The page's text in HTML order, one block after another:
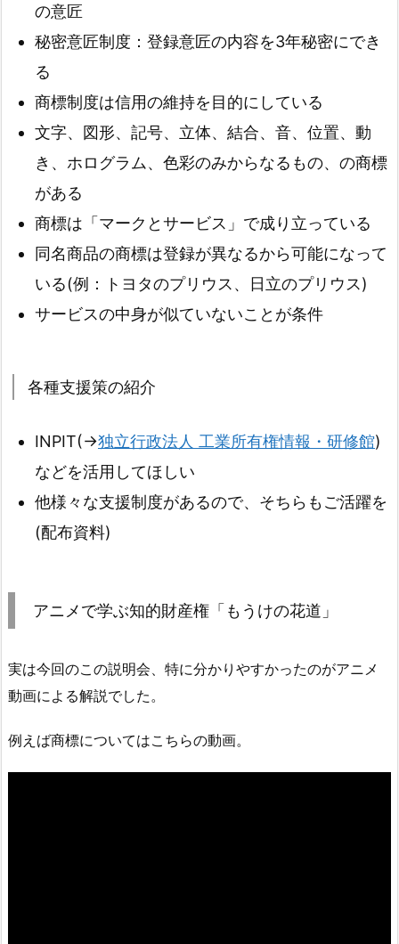
の意匠
秘密意匠制度：登録意匠の内容を3年秘密にでき
る
商標制度は信用の維持を目的にしている
文字、図形、記号、立体、結合、音、位置、動
き、ホログラム、色彩のみからなるもの、の商標
がある
商標は「マークとサービス」で成り立っている
同名商品の商標は登録が異なるから可能になって
いる(例：トヨタのプリウス、日立のプリウス)
サービスの中身が似ていないことが条件
各種支援策の紹介
INPIT(→独立行政法人 工業所有権情報・研修館)
などを活用してほしい
他様々な支援制度があるので、そちらもご活躍を
(配布資料)
アニメで学ぶ知的財産権「もうけの花道」
実は今回のこの説明会、特に分かりやすかったのがアニメ
動画による解説でした。
例えば商標についてはこちらの動画。